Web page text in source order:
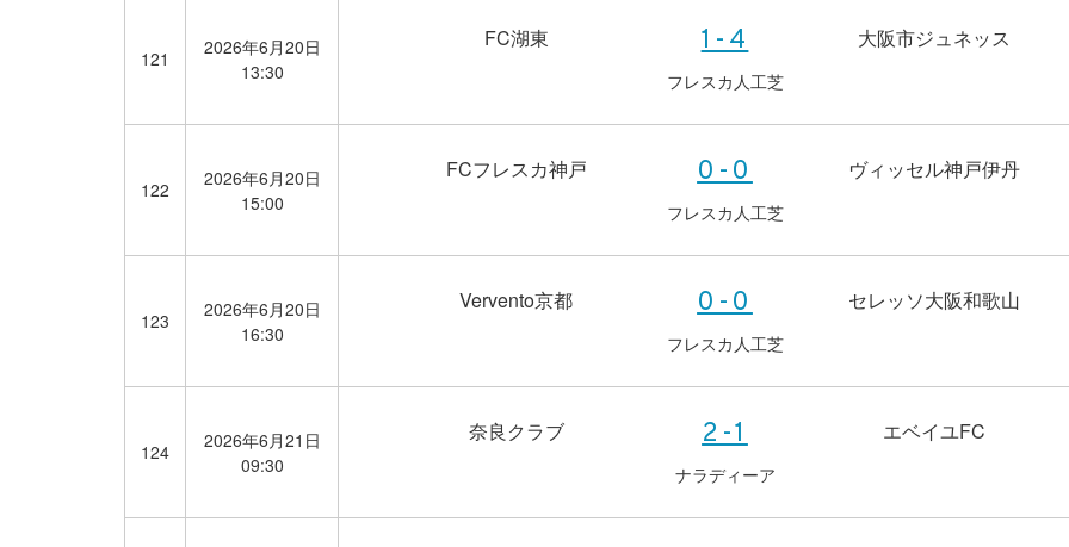
121
2026年6月20日
13:30
FC湖東 1-4 大阪市ジュネッス
フレスカ人工芝
122
2026年6月20日
15:00
FCフレスカ神戸 0-0 ヴィッセル神戸伊丹
フレスカ人工芝
123
2026年6月20日
16:30
Vervento京都 0-0 セレッソ大阪和歌山
フレスカ人工芝
124
2026年6月21日
09:30
奈良クラブ 2-1 エベイユFC
ナラディーア